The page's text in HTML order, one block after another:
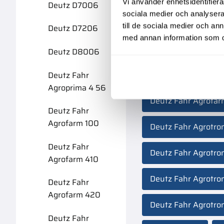
sociala medier och
till de sociala medier och
med annan information som
Deutz D2506
Deutz Fahr
Deutz Fahr
Deutz Fahr
Deutz Fahr
Deutz Fahr
Deutz D7006
Deutz D7206
Deutz D8006
Deutz Fahr
Agroprima 4 56
Deutz Fahr
Agrofarm 100
Deutz Fahr
Agrofarm 410
Deutz Fahr
Agrofarm 420
Deutz Fahr